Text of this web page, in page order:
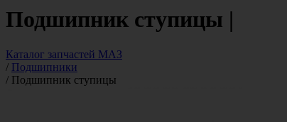
Подшипник ступицы |
Каталог запчастей МАЗ
/ Подшипники
/ Подшипник ступицы